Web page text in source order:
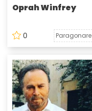
Oprah Winfrey
0 Paragonare